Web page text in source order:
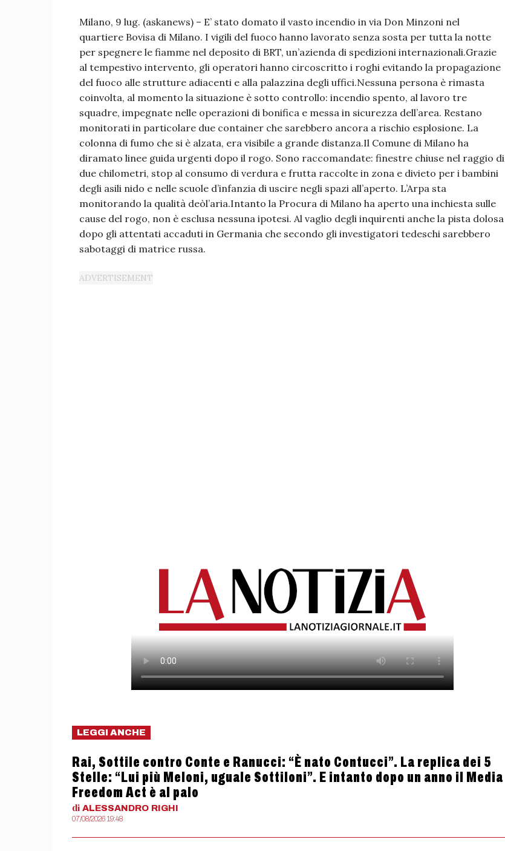
Milano, 9 lug. (askanews) – E’ stato domato il vasto incendio in via Don Minzoni nel
quartiere Bovisa di Milano. I vigili del fuoco hanno lavorato senza sosta per tutta la notte
per spegnere le fiamme nel deposito di BRT, un’azienda di spedizioni internazionali.Grazie
al tempestivo intervento, gli operatori hanno circoscritto i roghi evitando la propagazione
del fuoco alle strutture adiacenti e alla palazzina degli uffici.Nessuna persona è rimasta
coinvolta, al momento la situazione è sotto controllo: incendio spento, al lavoro tre
squadre, impegnate nelle operazioni di bonifica e messa in sicurezza dell’area. Restano
monitorati in particolare due container che sarebbero ancora a rischio esplosione. La
colonna di fumo che si è alzata, era visibile a grande distanza.Il Comune di Milano ha
diramato linee guida urgenti dopo il rogo. Sono raccomandate: finestre chiuse nel raggio di
due chilometri, stop al consumo di verdura e frutta raccolte in zona e divieto per i bambini
degli asili nido e nelle scuole d’infanzia di uscire negli spazi all’aperto. L’Arpa sta
monitorando la qualità deòl’aria.Intanto la Procura di Milano ha aperto una inchiesta sulle
cause del rogo, non è esclusa nessuna ipotesi. Al vaglio degli inquirenti anche la pista dolosa
dopo gli attentati accaduti in Germania che secondo gli investigatori tedeschi sarebbero
sabotaggi di matrice russa.
LEGGI ANCHE
Rai, Sottile contro Conte e Ranucci: “È nato Contucci”. La replica dei 5
Stelle: “Lui più Meloni, uguale Sottiloni”. E intanto dopo un anno il Media
Freedom Act è al palo
di ALESSANDRO RIGHI
07/08/2026 19:48